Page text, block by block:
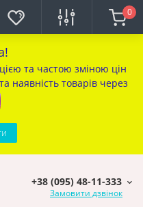
та частою зміною цін
наявність товарів через
0
+38 (095) 48-11-333
Замовити дзвінок